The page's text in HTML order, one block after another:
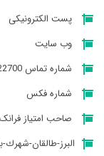
پست الکترونیکی
وب سایت
شماره تماس 02644722700
شماره فکس
صاحب امتیاز
البرز-طالقان-